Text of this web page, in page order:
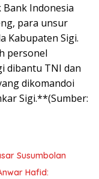
Bank Indonesia
para unsur
Kabupaten Sigi.
personel
dibantu TNI dan
dikomandoi
Sigi.**(Sumber:
Susumbolan
Hafid: